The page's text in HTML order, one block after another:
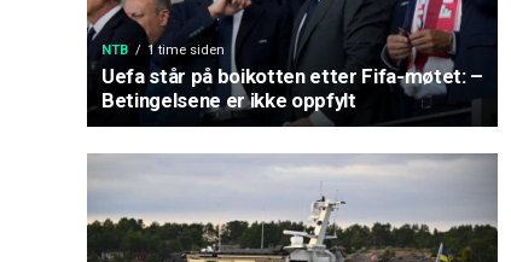
NTB 1 time siden
Uefa står på boikotten etter Fifa-møtet: –
Betingelsene er ikke oppfylt